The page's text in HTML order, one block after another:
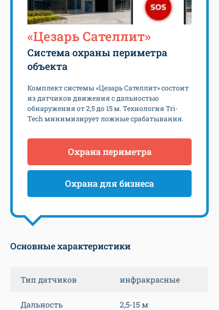
«Цезарь Сателлит»
Система охраны периметра
объекта
Комплект системы «Цезарь Сателлит» состоит
из датчиков движения с дальностью
обнаружения от 2,5 до 15 м. Технология Tri-
Tech минимизирует ложные срабатывания.
Охрана периметра
Охрана для бизнеса
Основные характеристики
Тип датчиков инфракрасные
Дальность
2,5-15 м